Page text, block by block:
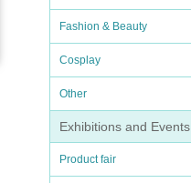
Fashion & Beauty
Cosplay
Other
Exhibitions and Events
Product fair